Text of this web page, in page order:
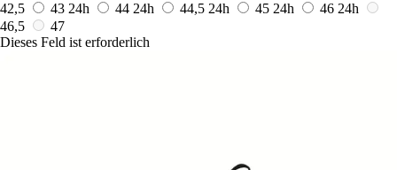
42,5
43 24h 44 24h 44,5 24h 45 24h 46 24h
46,5
47
Dieses Feld ist erforderlich